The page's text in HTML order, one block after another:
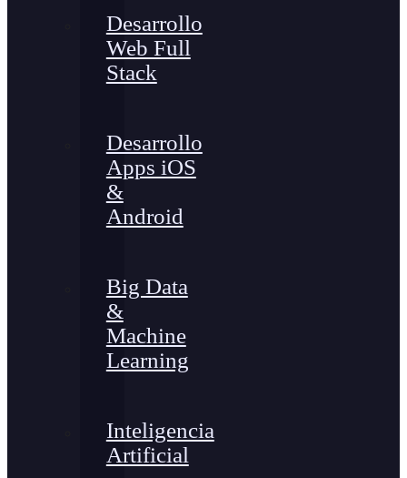
Desarrollo
Web Full
Stack
Desarrollo
Apps iOS
&
Android
Big Data
&
Machine
Learning
Inteligencia
Artificial